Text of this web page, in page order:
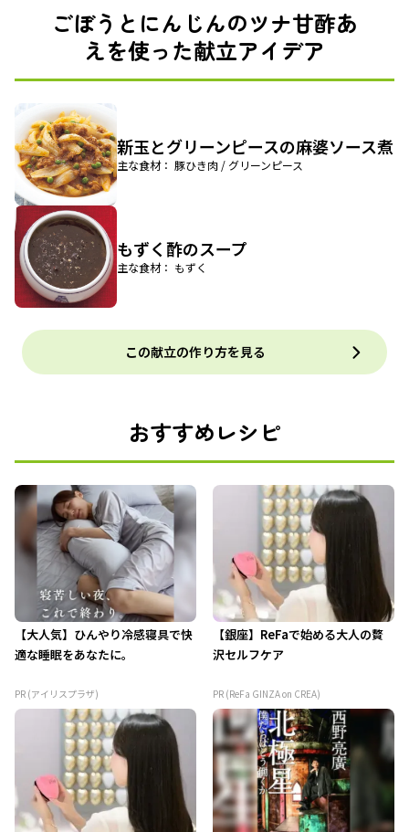
ごぼうとにんじんのツナ甘酢あ
えを使った献立アイデア
新玉とグリーンピースの麻婆ソース煮
主な食材： 豚ひき肉 / グリーンピース
もずく酢のスープ
主な食材： もずく
この献立の作り方を見る
おすすめレシピ
【大人気】ひんやり冷感寝具で快
適な睡眠をあなたに。
PR (アイリスプラザ)
【銀座】ReFaで始める大人の贅
沢セルフケア
PR (ReFa GINZA on CREA)